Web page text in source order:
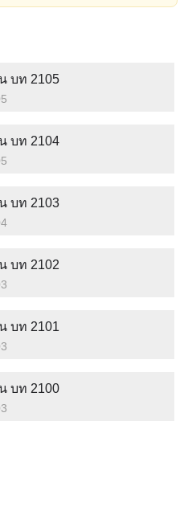
บท 2105
บท 2104
บท 2103
บท 2102
บท 2101
บท 2100